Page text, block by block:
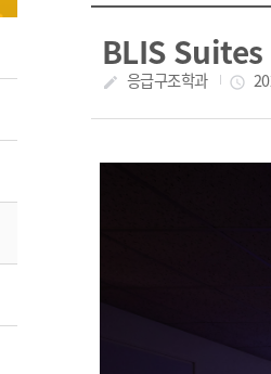
BLIS
작성자
create 응급구조학과 작성일
access_time